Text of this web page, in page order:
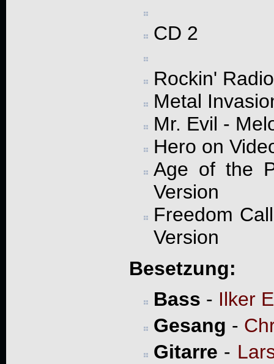
CD 2
Rockin'
Metal
Mr. Evil -
Hero on
Age of the
Version
Freedom
Version
Besetzung:
Bass - Ilker
Gesang -
Gitarre -